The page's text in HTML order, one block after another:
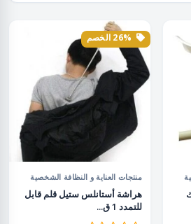
منتجات العناية و النظافة الشخصية
هراشة أستانلس ستيل قلم قابل
للتمدد 1 ق...